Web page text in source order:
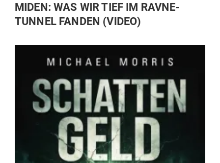
MIDEN: WAS WIR TIEF IM RAVNE-
TUNNEL FANDEN (VIDEO)